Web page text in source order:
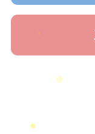
なかリペア＃ねこぜ
かリペア＃低体温と免疫
療院，＃せなかリペア，＃